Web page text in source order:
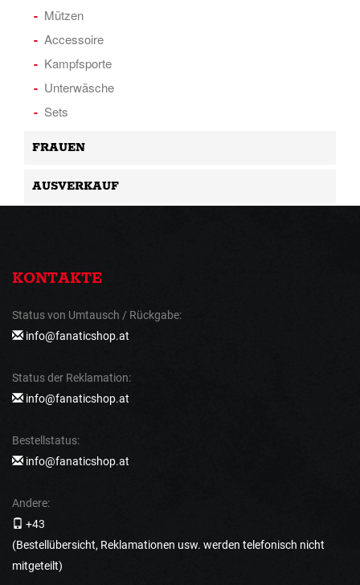
Mützen
Accessoire
Kampfsporte
Unterwäsche
Sets
FRAUEN
AUSVERKAUF
KONTAKTE
Status von Umtausch / Rückgabe:
info@fanaticshop.at
Status der Reklamation:
info@fanaticshop.at
Bestellstatus:
info@fanaticshop.at
Andere:
+43
(Bestellübersicht, Reklamationen usw. werden telefonisch nicht
mitgeteilt)